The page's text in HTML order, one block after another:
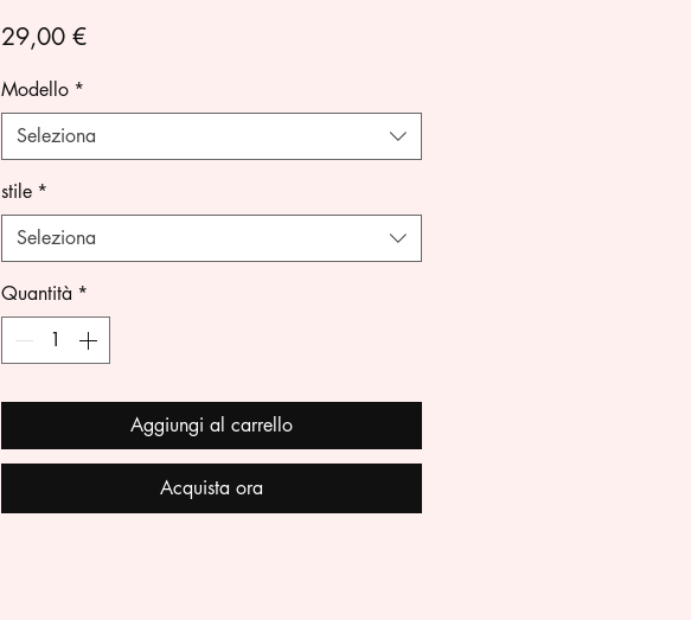
29,00 €Prezzo
Modello *
Seleziona
stile *
Seleziona
Quantità *
Aggiungi al carrello
Acquista ora